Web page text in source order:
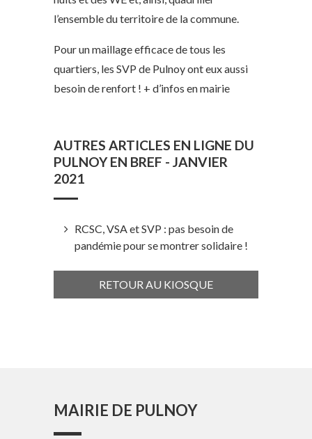
l’ensemble du territoire de la commune.
Pour un maillage efficace de tous les
quartiers, les SVP de Pulnoy ont eux aussi
besoin de renfort ! + d’infos en mairie
AUTRES ARTICLES EN LIGNE DU
PULNOY EN BREF - JANVIER
2021
RCSC, VSA et SVP : pas besoin de
pandémie pour se montrer solidaire !
RETOUR AU KIOSQUE
MAIRIE DE PULNOY